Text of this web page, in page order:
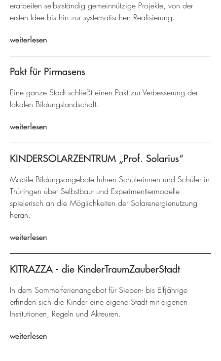
erarbeiten selbstständig gemeinnützige Projekte, von der
ersten Idee bis hin zur systematischen Realisierung.
weiterlesen
Pakt für Pirmasens
Eine ganze Stadt schließt einen Pakt zur Verbesserung der
lokalen Bildungslandschaft.
weiterlesen
KINDERSOLARZENTRUM „Prof. Solarius“
Mobile Bildungsangebote führen Schülerinnen und Schüler in
Thüringen über Selbstbau- und Experimentiermodelle
spielerisch an die Möglichkeiten der Solarenergienutzung
heran.
weiterlesen
KITRAZZA - die KinderTraumZauberStadt
In dem Sommerferienangebot für Sieben- bis Elfjährige
erfinden sich die Kinder eine eigene Stadt mit eigenen
Institutionen, Regeln und Akteuren.
weiterlesen